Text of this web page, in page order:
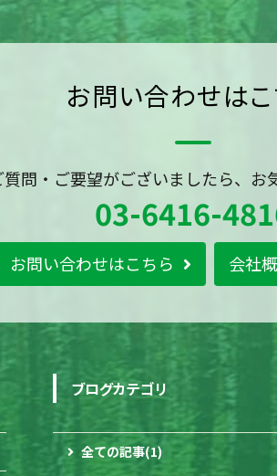
お問い合わせはこ
問・ご要望がございましたら、お
03-6416-
お問い合わせはこちら 会社
ブログカテゴリ
全ての記事(1)